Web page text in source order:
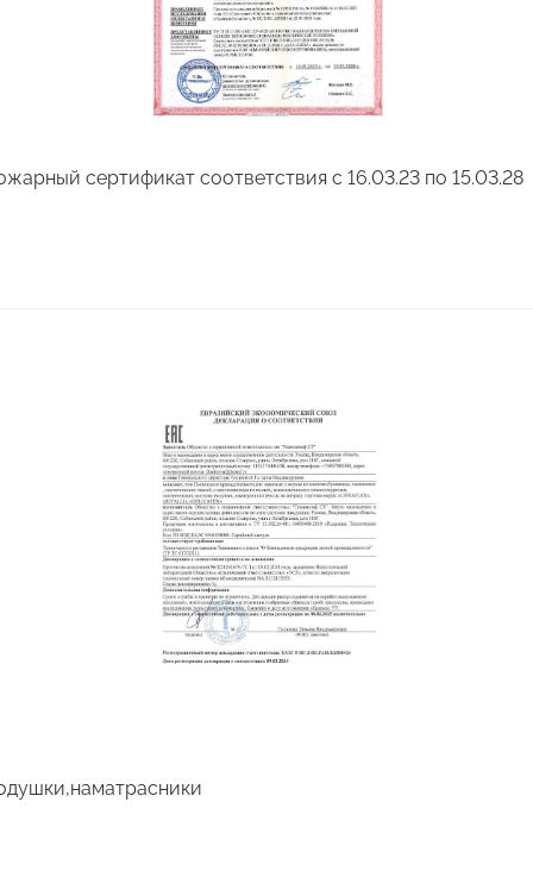
сертификат соответствия с 16.03.23 по 15.03.28